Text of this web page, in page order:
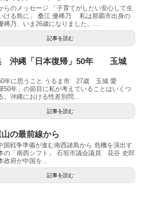
らのメッセージ 「子育てがしたい安心して生
ける島に」 桑江 優稀乃 私は那覇市出身の
稀乃、いま26歳になりました。...
記事を読む
沖縄「日本復帰」50年 玉城
年に思うこと うるま市 27歳 玉城 愛
50年」の節目に私が考えていることはいくつ
。沖縄における性差別問...
記事を読む
の最前線から
国戦争準備が進む南西諸島から 危機を演出す
の「南西シフト」 石垣市議会議員 花谷 史郎
政府が中国を...
記事を読む